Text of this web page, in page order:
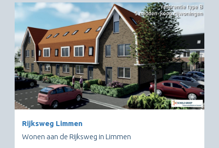
Rijksweg Limmen
Wonen aan de Rijksweg in Limmen